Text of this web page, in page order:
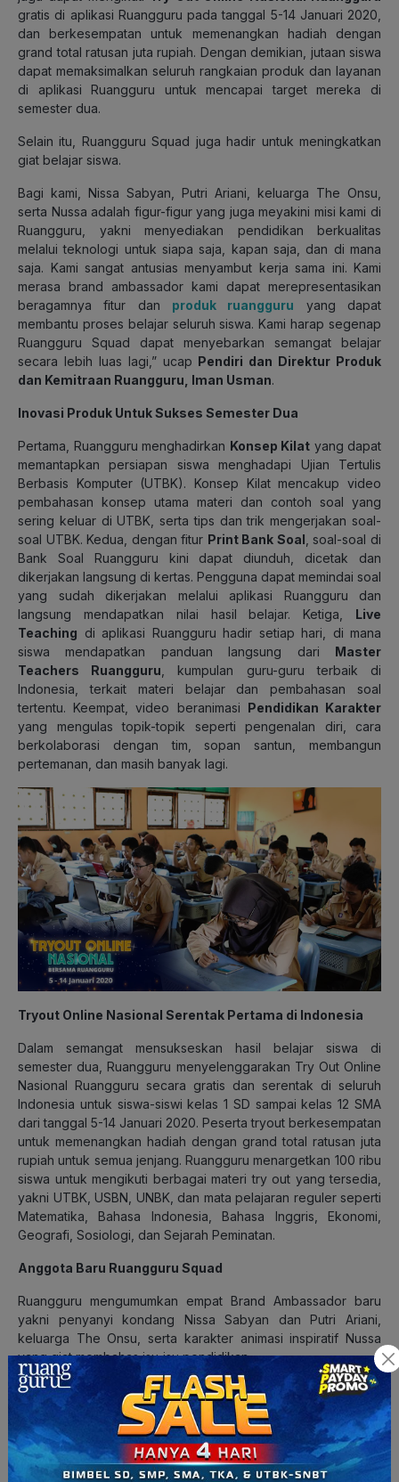
gratis di aplikasi Ruangguru pada tanggal 5-14 Januari 2020,
dan berkesempatan untuk memenangkan hadiah dengan
grand total ratusan juta rupiah. Dengan demikian, jutaan siswa
dapat memaksimalkan seluruh rangkaian produk dan layanan
di aplikasi Ruangguru untuk mencapai target mereka di
semester dua.
Selain itu, Ruangguru Squad juga hadir untuk meningkatkan
giat belajar siswa.
Bagi kami, Nissa Sabyan, Putri Ariani, keluarga The Onsu,
serta Nussa adalah figur-figur yang juga meyakini misi kami di
Ruangguru, yakni menyediakan pendidikan berkualitas
melalui teknologi untuk siapa saja, kapan saja, dan di mana
saja. Kami sangat antusias menyambut kerja sama ini. Kami
merasa brand ambassador kami dapat merepresentasikan
beragamnya fitur dan produk ruangguru yang dapat
membantu proses belajar seluruh siswa. Kami harap segenap
Ruangguru Squad dapat menyebarkan semangat belajar
secara lebih luas lagi,” ucap Pendiri dan Direktur Produk
dan Kemitraan Ruangguru, Iman Usman.
Inovasi Produk Untuk Sukses Semester Dua
Pertama, Ruangguru menghadirkan Konsep Kilat yang dapat
memantapkan persiapan siswa menghadapi Ujian Tertulis
Berbasis Komputer (UTBK). Konsep Kilat mencakup video
pembahasan konsep utama materi dan contoh soal yang
sering keluar di UTBK, serta tips dan trik mengerjakan soal-
soal UTBK. Kedua, dengan fitur Print Bank Soal , soal-soal di
Bank Soal Ruangguru kini dapat diunduh, dicetak dan
dikerjakan langsung di kertas. Pengguna dapat memindai soal
yang sudah dikerjakan melalui aplikasi Ruangguru dan
langsung mendapatkan nilai hasil belajar. Ketiga, Live
Teaching di aplikasi Ruangguru hadir setiap hari, di mana
siswa mendapatkan panduan langsung dari Master
Teachers Ruangguru , kumpulan guru-guru terbaik di
Indonesia, terkait materi belajar dan pembahasan soal
tertentu. Keempat, video beranimasi Pendidikan Karakter
yang mengulas topik-topik seperti pengenalan diri, cara
berkolaborasi dengan tim, sopan santun, membangun
pertemanan, dan masih banyak lagi.
Tryout Online Nasional Serentak Pertama di Indonesia
Dalam semangat mensukseskan hasil belajar siswa di
semester dua, Ruangguru menyelenggarakan Try Out Online
Nasional Ruangguru secara gratis dan serentak di seluruh
Indonesia untuk siswa-siswi kelas 1 SD sampai kelas 12 SMA
dari tanggal 5-14 Januari 2020. Peserta tryout berkesempatan
untuk memenangkan hadiah dengan grand total ratusan juta
rupiah untuk semua jenjang. Ruangguru menargetkan 100 ribu
siswa untuk mengikuti berbagai materi try out yang tersedia,
yakni UTBK, USBN, UNBK, dan mata pelajaran reguler seperti
Matematika, Bahasa Indonesia, Bahasa Inggris, Ekonomi,
Geografi, Sosiologi, dan Sejarah Peminatan.
Anggota Baru Ruangguru Squad
Ruangguru mengumumkan empat Brand Ambassador baru
yakni penyanyi kondang Nissa Sabyan dan Putri Ariani,
keluarga The Onsu, serta karakter animasi inspiratif Nussa
yang giat membahas isu-isu pendidikan.
Program Televisi Spesial Semester Dua Ditayangkan
Serentak di 11 Stasiun Televisi Nasional
Ruangguru juga mempersembahkan program spesial televisi
Ruangguru Spekta” pada hari Minggu, 5 Januari 2020 dan
“ Semarak Keluarga Ruangguru” hari Selasa, 14 Januari